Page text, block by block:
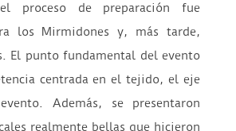
proceso de preparación fue
los Mirmidones y, más tarde,
El punto fundamental del evento
centrada en el tejido, el eje
Además, se presentaron
realmente bellas que hicieron